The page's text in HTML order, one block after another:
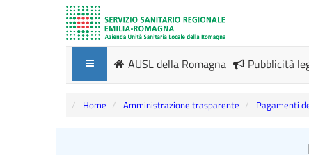
AUSL della Romagna Pubblicità
Home Amministrazione trasparente Pagamenti